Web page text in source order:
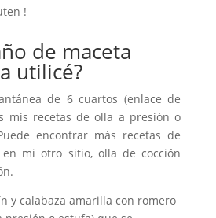
!
de maceta
utilicé?
de 6 cuartos (enlace de
mis recetas de olla a presión o
encontrar más recetas de
en mi otro sitio, olla de cocción